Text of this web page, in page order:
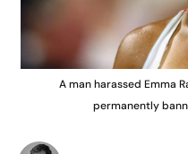
A man harassed Emma
permanently